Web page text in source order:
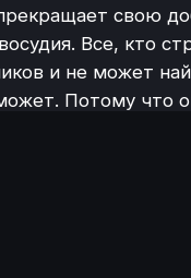
свою
Все, кто
и не может
Потому что